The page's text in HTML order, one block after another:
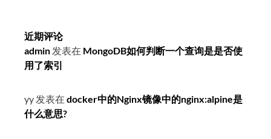
近期评论
admin 发表在 MongoDB如何判断一个查询是是否使
用了索引
yy 发表在 docker中的Nginx镜像中的nginx:alpine是
什么意思?